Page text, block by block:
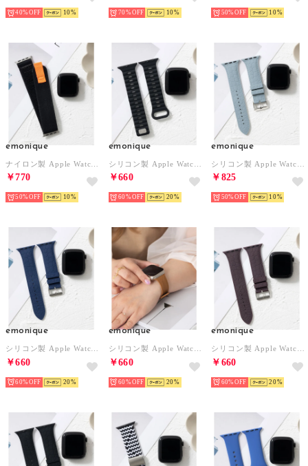
40% 10 70% 10 50% 10
emonique
￥770
50% 10
emonique
￥660
60% 20
emonique
￥825
50% 10
emonique
シリコン製 Apple Watch Band スマートウォッチバンド クロコダイル型押し【38/40/41/42/44/45/49mm対応】 （ネイビー）
￥660
60% 20
emonique
シリコン製 Apple Watch Band スマートウォッチバンド クロコダイル型押し【38/40/41/42/44/45/49mm対応】 （ブラウン）
￥660
60% 20
emonique
シリコン製 Apple Watch Band スマートウォッチバンド クロコダイル型押し【38/40/41/42/44/45/49mm対応】 （プラム）
￥660
60% 20